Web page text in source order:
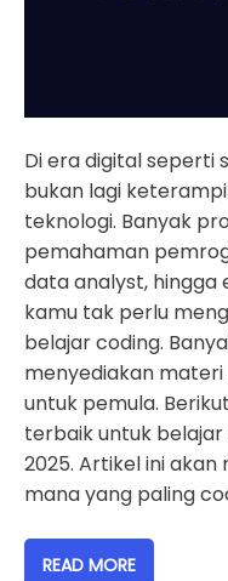
Di era digital seperti
bukan lagi
teknologi. Banyak
pemahaman
data analyst, hingga
kamu tak perlu
belajar coding.
menyediakan
untuk pemula.
terbaik untuk
2025. Artikel ini
mana yang paling
READ MORE